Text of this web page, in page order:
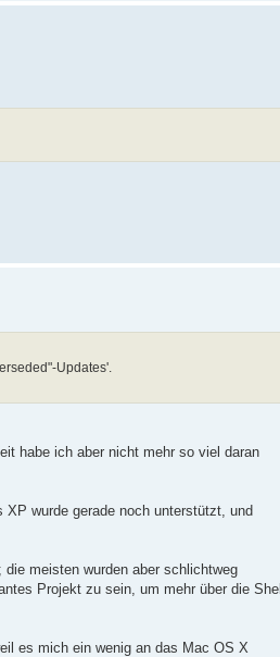
Updates'.
habe ich aber nicht mehr so viel daran
wurde gerade noch unterstützt, und
meisten wurden aber schlichtweg
Projekt zu sein, um mehr über die Shell
es mich ein wenig an das Mac OS X